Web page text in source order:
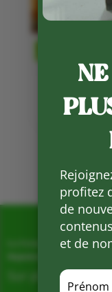
La Ferme de Vialard
Sur place,
profitez
de
et de